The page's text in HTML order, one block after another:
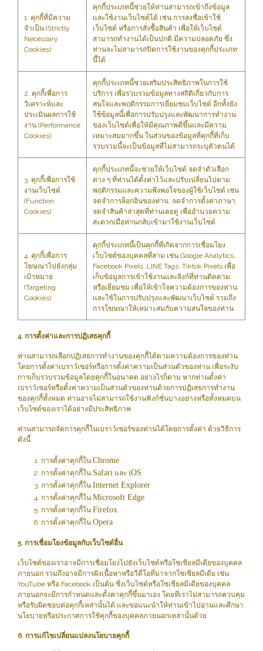
1. คุกกี้ที่มีความ
จำเป็น (Strictly
Necessary
Cookies)
คุกกี้ประเภทนี้ช่วยให้ท่านสามารถเข้าถึงข้อมูล
และใช้งานเว็บไซต์ได้ เช่น การลงชื่อเข้าใช้
เว็บไซต์ หรือการสั่งซื้อสินค้า เพื่อให้เว็บไซต์
สามารถทำงานได้เป็นปกติ มีความปลอดภัย ซึ่ง
ท่านจะไม่สามารถปิดการใช้งานของคุกกี้ประเภท
นี้ได้
2. คุกกี้เพื่อการ
วิเคราะห์และ
ประเมินผลการใช้
งาน (Performance
Cookies)
คุกกี้ประเภทนี้ช่วยเสริมประสิทธิภาพในการใช้
บริการ เพื่อรวบรวมข้อมูลทางสถิติเกี่ยวกับการ
สนใจและพฤติกรรมการเยี่ยมชมเว็บไซต์ อีกทั้งยัง
ใช้ข้อมูลนี้เพื่อการปรับปรุงและพัฒนาการทำงาน
ของเว็บไซต์เพื่อให้มีคุณภาพดีขึ้นและมีความ
เหมาะสมมากขึ้น ในส่วนของข้อมูลที่คุกกี้ที่เก็บ
รวบรวมนี้จะเป็นข้อมูลที่ไม่สามารถระบุตัวตนได้
3. คุกกี้เพื่อการใช้
งานเว็บไซต์
(Function
Cookies)
คุกกี้ประเภทนี้จะช่วยให้เว็บไซต์ จดจำตัวเลือก
ต่าง ๆ ที่ท่านได้ตั้งค่าไว้และปรับเปลี่ยนไปตาม
พฤติกรรมและความพึงพอใจของผู้ใช้เว็บไซต์ เช่น
จดจำการล็อกอินของท่าน ,จดจำการตั้งค่าภาษา,
จดจำสินค้าล่าสุดที่ท่านเคยดู เพื่ออำนวยความ
สะดวกเมื่อท่านกลับเข้ามาใช้งานเว็บไซต์
4. คุกกี้เพื่อการ
โฆษณาไปยังกลุ่ม
เป้าหมาย
(Targeting
Cookies)
คุกกี้ประเภทนี้เป็นคุกกี้ที่เกิดจากการเชื่อมโยง
เว็บไซต์ของบุคคลที่สาม เช่น Google Analytics,
Facebook Pixels ,LINE Tags, Tiktok Pixels เพื่อ
เก็บข้อมูลการเข้าใช้งานและลิงก์ที่ท่านติดตาม
หรือเยี่ยมชม เพื่อให้เข้าใจความต้องการของท่าน
และใช้ในการปรับปรุงและพัฒนาเว็บไซต์ รวมถึง
การโฆษณาให้เหมาะสมกับความสนใจของท่าน
4. การตั้งค่าและการปฏิเสธคุกกี้
ท่านสามารถเลือกปฏิเสธการทำงานของคุกกี้ได้ตามความต้องการของท่าน
โดยการตั้งค่าเบราว์เซอร์หรือการตั้งค่าความเป็นส่วนตัวของท่าน เพื่อระงับ
การเก็บรวบรวมข้อมูลโดยคุกกี้ในอนาคต อย่างไรก็ตาม หากท่านตั้งค่า
เบราว์เซอร์หรือตั้งค่าความเป็นส่วนตัวของท่านด้วยการปฏิเสธการทำงาน
ของคุกกี้ทั้งหมด ท่านอาจไม่สามารถใช้งานฟังก์ชั่นบางอย่างหรือทั้งหมดบน
เว็บไซต์ของเราได้อย่างมีประสิทธิภาพ
ท่านสามารถจัดการคุกกี้ในเบราว์เซอร์ของท่านได้โดยการตั้งค่า ด้วยวิธีการ
ดังนี้
การตั้งค่าคุกกี้ใน Chrome
การตั้งค่าคุกกี้ใน Safari และ iOS
การตั้งค่าคุกกี้ใน Internet Explorer
การตั้งค่าคุกกี้ใน Microsoft Edge
การตั้งค่าคุกกี้ใน Firefox
การตั้งค่าคุกกี้ใน Opera
5. การเชื่อมโยงข้อมูลกับเว็บไซต์อื่น
เว็บไซต์ของเราอาจมีการเชื่อมโยงไปยังเว็บไซต์หรือโซเชียลมีเดียของบุคคล
ภายนอก รวมถึงอาจมีการฝังเนื้อหาหรือวีดีโอที่มาจากโซเชียลมีเดีย เช่น
YouTube หรือ Facebook เป็นต้น ซึ่งเว็บไซต์หรือโซเชียลมีเดียของบุคคล
ภายนอกจะมีการกำหนดและตั้งค่าคุกกี้ขึ้นมาเอง โดยที่เราไม่สามารถควบคุม
หรือรับผิดชอบต่อคุกกี้เหล่านั้นได้ และขอแนะนำให้ท่านเข้าไปอ่านและศึกษา
นโยบายหรือประกาศการใช้คุกกี้ของบุคคลภายนอกเหล่านั้นด้วย
6. การแก้ไขเปลี่ยนแปลงนโยบายคุกกี้